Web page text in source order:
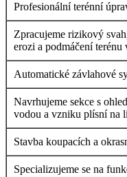
Profesionální terénní
Zpracujeme rizikový
erozi a podmáčení terénu
Automatické závlahové
Navrhujeme sekce s
vodou a vzniku plísní na
Stavba koupacích a
Specializujeme se na